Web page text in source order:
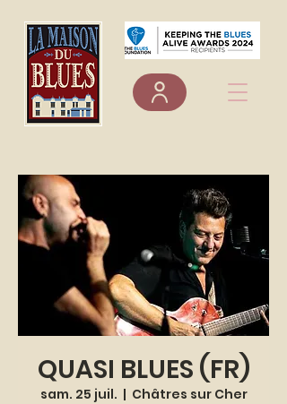
QUASI BLUES (FR)
sam. 25 juil.
  |
Châtres sur Cher